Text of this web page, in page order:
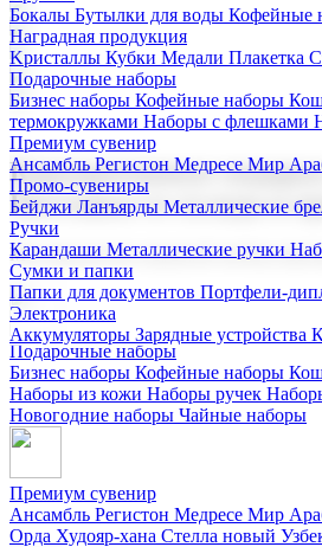
Бокалы Бутылки для воды Кофейные
Наградная продукция
Kристаллы Кубки Медали Плакетка
Подарочные наборы
Бизнес наборы Кофейные наборы
термокружками Наборы с флешками
Премиум сувенир
Ансамбль Регистон Медресе Мир
Промо-сувениры
Бейджи Ланъярды Металлические
Ручки
Карандаши Металлические ручки
Сумки и папки
Папки для документов Портфели-
Электроника
Аккумуляторы Зарядные устройства
Корпоративные
Поставка со склада и
Мы предлагаем широкий выбор
Подарочные наборы
Бизнес наборы Кофейные наборы
Наборы из кожи Наборы ручек
Новогодние наборы Чайные наборы
Премиум сувенир
Ансамбль Регистон Медресе Мир
Орда Худояр-хана Стелла новый